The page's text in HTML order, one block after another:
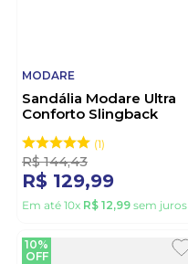
MODARE
Sandália Modare Ultra
Conforto Slingback
7109.481 Marrom
1
R$ 144,43
R$ 129,99
Em até 10x R$ 12,99 sem juros
10%
OFF